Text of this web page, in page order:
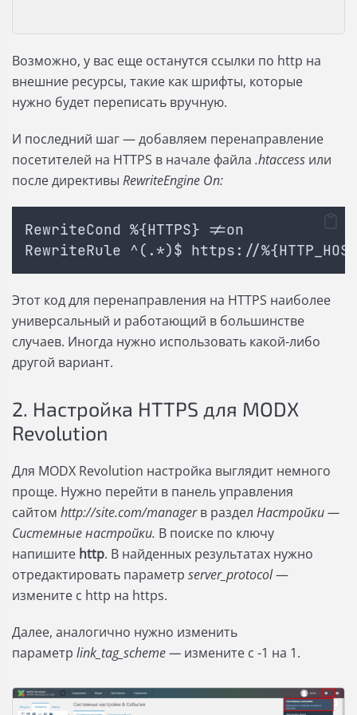
Возможно, у вас еще останутся ссылки по http на
внешние ресурсы, такие как шрифты, которые
нужно будет переписать вручную.
И последний шаг — добавляем перенаправление
посетителей на HTTPS в начале файла .htaccess или
после директивы RewriteEngine On:
RewriteCond %{HTTPS} !=on
RewriteRule ^(.*)$ https://
Этот код для перенаправления на HTTPS наиболее
универсальный и работающий в большинстве
случаев. Иногда нужно использовать какой-либо
другой вариант.
2. Настройка HTTPS для MODX
Revolution
Для MODX Revolution настройка выглядит немного
проще. Нужно перейти в панель управления
сайтом http://site.com/managerв раздел Настройки —
Системные настройки. В поиске по ключу
напишите http. В найденных результатах нужно
отредактировать параметр server_protocol—
измените с http на https.
Далее, аналогично нужно изменить
параметр link_tag_scheme — измените с -1 на 1.